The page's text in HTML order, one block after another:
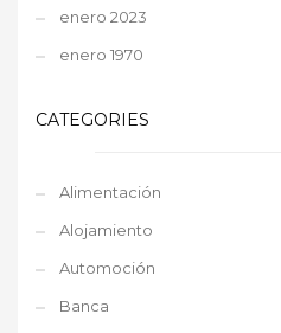
enero 2023
enero 1970
CATEGORIES
Alimentación
Alojamiento
Automoción
Banca